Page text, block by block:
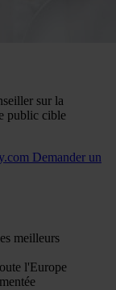
sur la
public cible
Demander un
meilleurs
l'Europe